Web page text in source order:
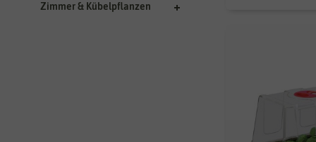
Zimmer & Kübelpflanzen